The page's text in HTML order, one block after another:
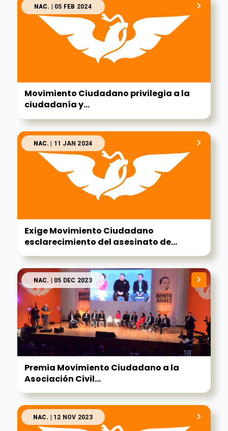
NAC. | 05 FEB 2024
Movimiento Ciudadano privilegia a la
ciudadanía y...
NAC. | 11 JAN 2024
Exige Movimiento Ciudadano
esclarecimiento del asesinato de...
NAC. | 05 DEC 2023
Premia Movimiento Ciudadano a la
Asociación Civil...
NAC. | 12 NOV 2023